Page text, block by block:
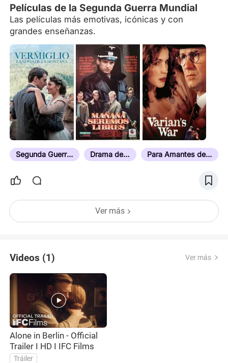
Películas de la Segunda Guerra Mundial
Las películas más emotivas, icónicas y con
grandes enseñanzas.
Segunda Guerra Mundial Drama de Guerra Para Amantes de la Historia
Ver más
Videos (1) Ver más
Alone in Berlin - Official
Trailer I HD I IFC Films
Tráiler